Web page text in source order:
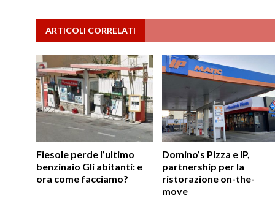
ARTICOLI CORRELATI
Fiesole perde l’ultimo
benzinaio Gli abitanti: e
ora come facciamo?
Domino’s Pizza e IP,
partnership per la
ristorazione on-the-
move